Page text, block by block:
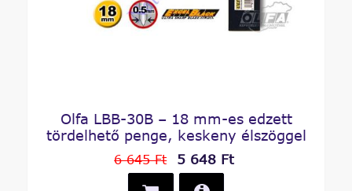
Olfa LBB-30B – 18 mm-es edzett
tördelhető penge, keskeny élszöggel
6 645 Ft 5 648 Ft